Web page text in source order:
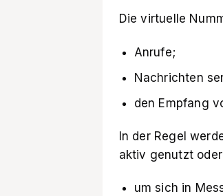
Die virtuelle
Anrufe;
Nachrichten
den Empfang
In der Regel
aktiv genutzt
um sich in